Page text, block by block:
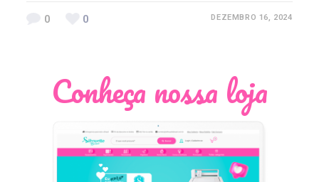
0 0 DEZEMBRO 16, 2024
Conheça nossa loja